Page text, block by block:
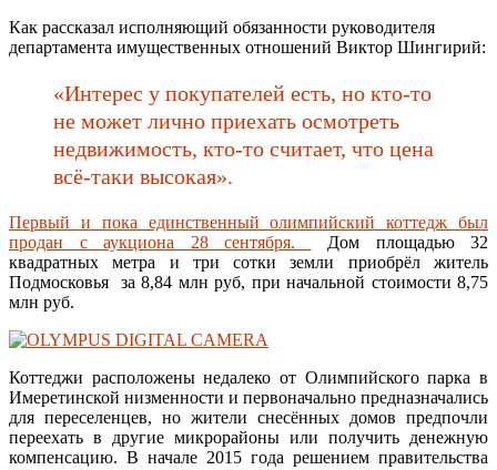
Как рассказал исполняющий обязанности руководителя
департамента имущественных отношений Виктор Шингирий:
«Интерес у покупателей есть, но кто-то
не может лично приехать осмотреть
недвижимость, кто-то считает, что цена
всё-таки высокая».
Первый и пока единственный олимпийский коттедж был
продан с аукциона 28 сентября.
Дом площадью 32
квадратных метра и три сотки земли приобрёл житель
Подмосковья за 8,84 млн руб, при начальной стоимости 8,75
млн руб.
Коттеджи расположены недалеко от Олимпийского парка в
Имеретинской низменности и первоначально предназначались
для переселенцев, но жители снесённых домов предпочли
переехать в другие микрорайоны или получить денежную
компенсацию. В начале 2015 года решением правительства